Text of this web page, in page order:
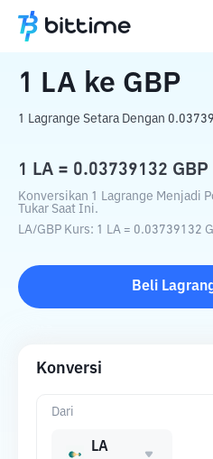
Beranda Konverter Kripto
1 LA ke GBP
1 Lagrange Setara Dengan
1 LA = 0.03739132 GBP
Konversikan 1 Lagrange Menjadi
Tukar Saat Ini.
LA/GBP Kurs: 1 LA = 0.03739132
Beli
Konversi
Dari
LA